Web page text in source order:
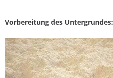
Vorbereitung des Untergrundes: